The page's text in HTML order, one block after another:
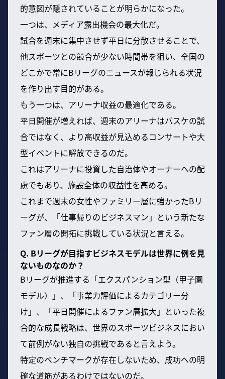
的意図が隠されていることが明らかになった。
一つは、メディア露出機会の最大化だ。
試合を週末に集中させず平日に分散させることで、
他スポーツとの競合が少ない時間帯を狙い、全国の
どこかで常にBリーグのニュースが報じられる状況
を作り出す目的がある。
もう一つは、アリーナ収益の最適化である。
平日開催が増えれば、週末のアリーナはバスケの試
合ではなく、より高収益が見込めるコンサートや大
型イベントに解放できるのだ。
これはアリーナに投資した自治体やオーナーへの配
慮でもあり、施設全体の収益性を高める。
これまで週末の女性やファミリー層に強かったBリ
ーグが、「仕事帰りのビジネスマン」という新たな
ファン層の開拓に挑戦している状況と言える。
Q. Bリーグが目指すビジネスモデルは世界に例を見
ないものなのか？
Bリーグが推進する「エクスパンション型（甲子園
モデル）」、「事業力評価によるカテゴリー分
け」、「平日開催によるファン層拡大」といった複
合的な成長戦略は、世界のスポーツビジネスにおい
て前例がない独自の挑戦であると言えよう。
特定のベンチマークが存在しないため、成功への明
確な道筋があるわけではないのだ。